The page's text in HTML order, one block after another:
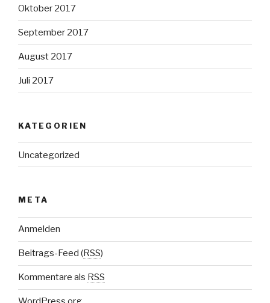
Oktober 2017
September 2017
August 2017
Juli 2017
KATEGORIEN
Uncategorized
META
Anmelden
Beitrags-Feed (RSS)
Kommentare als RSS